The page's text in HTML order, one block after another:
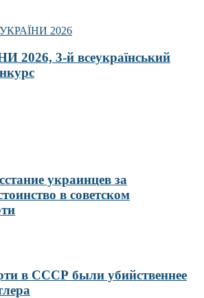
2026, 3-й всеукраїнський
украинцев за
в советском
в СССР были убийственнее